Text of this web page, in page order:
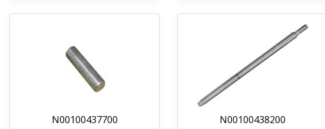
N00100437700
N00100438200